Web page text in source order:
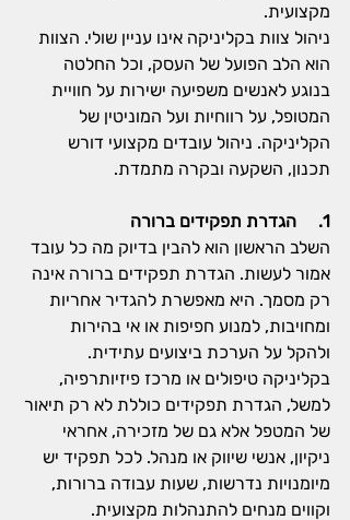
מקצועית.
ניהול צוות בקליניקה אינו עניין שולי. הצוות
הוא הלב הפועל של העסק, וכל החלטה
בנוגע לאנשים משפיעה ישירות על חוויית
המטופל, על רווחיות ועל המוניטין של
הקליניקה. ניהול עובדים מקצועי דורש
תכנון, השקעה ובקרה מתמדת.
1.     הגדרת תפקידים ברורה
השלב הראשון הוא להבין בדיוק מה כל עובד
אמור לעשות. הגדרת תפקידים ברורה אינה
רק מסמך. היא מאפשרת להגדיר אחריות
ומחויבות, למנוע חפיפות או אי בהירות
ולהקל על הערכת ביצועים עתידית.
בקליניקה טיפולים או מרכז פיזיותרפיה,
למשל, הגדרת תפקידים כוללת לא רק תיאור
של המטפל אלא גם של מזכירה, אחראי
ניקיון, אנשי שיווק או מנהל. לכל תפקיד יש
מיומנויות נדרשות, שעות עבודה ברורות,
וקווים מנחים להתנהלות מקצועית.